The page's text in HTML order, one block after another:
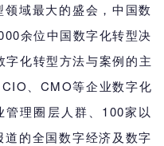
域最大的盛会，中国数
余位中国数字化转型决
化转型方法与案例的主
、CMO等企业数字化
理圈层人群、100家以
道的全国数字经济及数字